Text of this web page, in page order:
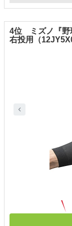
4位 ミズノ『野
右投用（